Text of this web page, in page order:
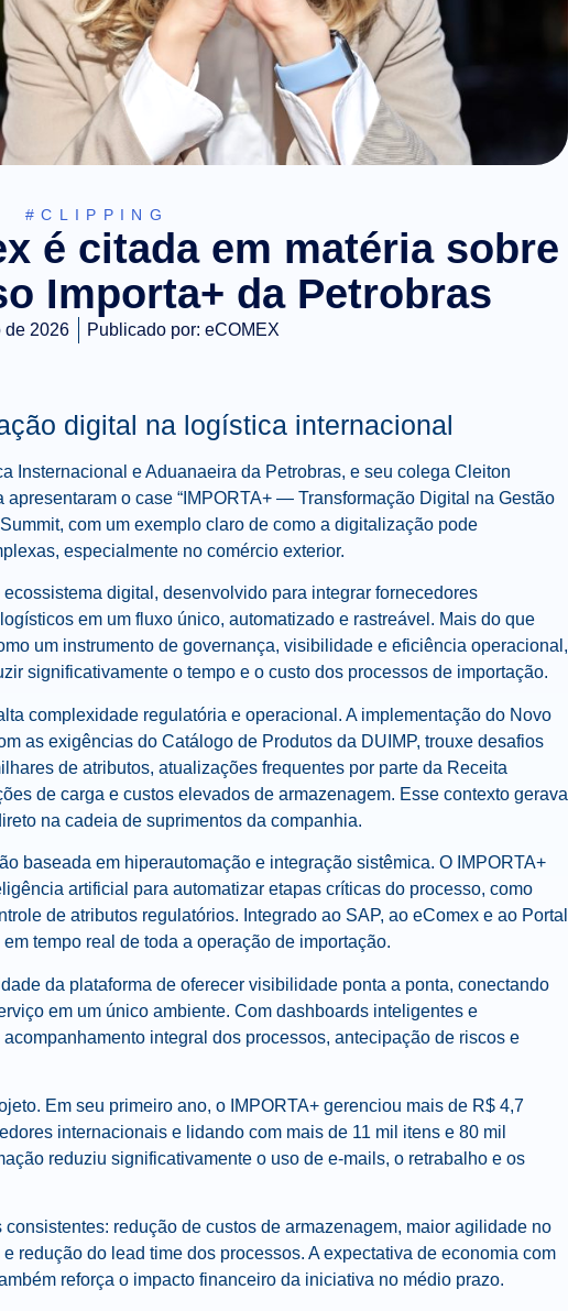
#CLIPPING
é citada em matéria sobre
Importa+ da Petrobras
de 2026 Publicado por: eCOMEX
digital na logística internacional
Insternacional e Aduanaeira da Petrobras, e seu colega Cleiton
o case “IMPORTA+ — Transformação Digital na Gestão
com um exemplo claro de como a digitalização pode
especialmente no comércio exterior.
digital, desenvolvido para integrar fornecedores
em um fluxo único, automatizado e rastreável. Mais do que
um instrumento de governança, visibilidade e eficiência operacional,
significativamente o tempo e o custo dos processos de importação.
complexidade regulatória e operacional. A implementação do Novo
as exigências do Catálogo de Produtos da DUIMP, trouxe desafios
de atributos, atualizações frequentes por parte da Receita
de carga e custos elevados de armazenagem. Esse contexto gerava
na cadeia de suprimentos da companhia.
baseada em hiperautomação e integração sistêmica. O IMPORTA+
artificial para automatizar etapas críticas do processo, como
de atributos regulatórios. Integrado ao SAP, ao eComex e ao Portal
tempo real de toda a operação de importação.
da plataforma de oferecer visibilidade ponta a ponta, conectando
em um único ambiente. Com dashboards inteligentes e
integral dos processos, antecipação de riscos e
Em seu primeiro ano, o IMPORTA+ gerenciou mais de R$ 4,7
internacionais e lidando com mais de 11 mil itens e 80 mil
reduziu significativamente o uso de e-mails, o retrabalho e os
redução de custos de armazenagem, maior agilidade no
redução do lead time dos processos. A expectativa de economia com
reforça o impacto financeiro da iniciativa no médio prazo.